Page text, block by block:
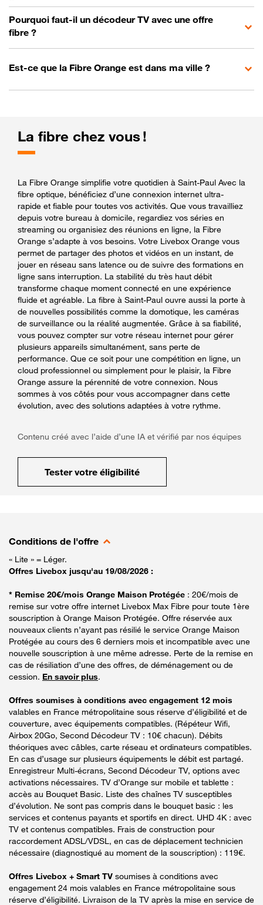
Pourquoi faut-il un décodeur TV avec une offre
fibre ?
Est-ce que la Fibre Orange est dans ma ville ?
La fibre chez vous !
La Fibre Orange simplifie votre quotidien à Saint-Paul Avec la
fibre optique, bénéficiez d’une connexion internet ultra-
rapide et fiable pour toutes vos activités. Que vous travailliez
depuis votre bureau à domicile, regardiez vos séries en
streaming ou organisiez des réunions en ligne, la Fibre
Orange s’adapte à vos besoins. Votre Livebox Orange vous
permet de partager des photos et vidéos en un instant, de
jouer en réseau sans latence ou de suivre des formations en
ligne sans interruption. La stabilité du très haut débit
transforme chaque moment connecté en une expérience
fluide et agréable. La fibre à Saint-Paul ouvre aussi la porte à
de nouvelles possibilités comme la domotique, les caméras
de surveillance ou la réalité augmentée. Grâce à sa fiabilité,
vous pouvez compter sur votre réseau internet pour gérer
plusieurs appareils simultanément, sans perte de
performance. Que ce soit pour une compétition en ligne, un
cloud professionnel ou simplement pour le plaisir, la Fibre
Orange assure la pérennité de votre connexion. Nous
sommes à vos côtés pour vous accompagner dans cette
évolution, avec des solutions adaptées à votre rythme.
Contenu créé avec l’aide d’une IA et vérifié par nos équipes
Tester votre éligibilité
Conditions de l'offre
« Lite » = Léger.
Offres Livebox jusqu'au 19/08/2026 :
* Remise 20€/mois Orange Maison Protégée : 20€/mois de
remise sur votre offre internet Livebox Max Fibre pour toute 1ère
souscription à Orange Maison Protégée. Offre réservée aux
nouveaux clients n’ayant pas résilié le service Orange Maison
Protégée au cours des 6 derniers mois et incompatible avec une
nouvelle souscription à une même adresse. Perte de la remise en
cas de résiliation d’une des offres, de déménagement ou de
cession. En savoir plus.
Offres soumises à conditions avec engagement 12 mois
valables en France métropolitaine sous réserve d’éligibilité et de
couverture, avec équipements compatibles. (Répéteur Wifi,
Airbox 20Go, Second Décodeur TV : 10€ chacun). Débits
théoriques avec câbles, carte réseau et ordinateurs compatibles.
En cas d’usage sur plusieurs équipements le débit est partagé.
Enregistreur Multi-écrans, Second Décodeur TV, options avec
activations nécessaires. TV d’Orange sur mobile et tablette :
accès au Bouquet Basic. Liste des chaînes TV susceptibles
d’évolution. Ne sont pas compris dans le bouquet basic : les
services et contenus payants et sportifs en direct. UHD 4K : avec
TV et contenus compatibles. Frais de construction pour
raccordement ADSL/VDSL, en cas de déplacement technicien
nécessaire (diagnostiqué au moment de la souscription) : 119€.
Offres Livebox + Smart TV soumises à conditions avec
engagement 24 mois valables en France métropolitaine sous
réserve d’éligibilité. Livraison de la TV après la mise en service de